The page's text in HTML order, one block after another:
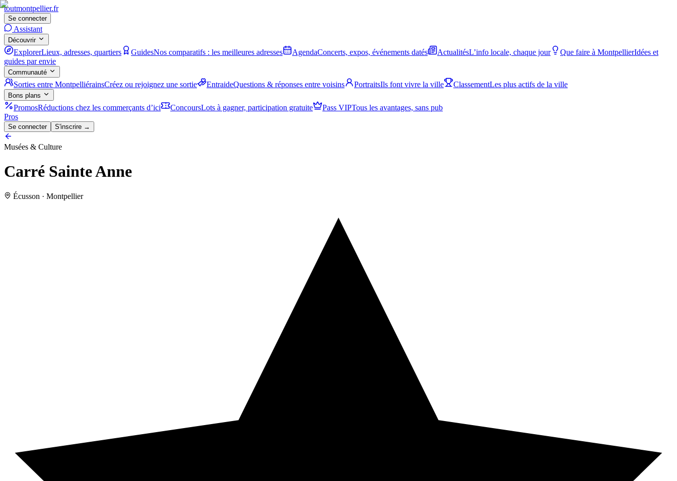
toutmontpellier.fr
Se connecter
Assistant
Découvrir
ExplorerLieux, adresses, quartiers GuidesNos comparatifs : les meilleures adresses AgendaConcerts, expos, événements datés ActualitésL’info locale, chaque jour Que faire à MontpellierIdées et
guides par envie
Communauté
Sorties entre MontpelliérainsCréez ou rejoignez une sortie EntraideQuestions & réponses entre voisins PortraitsIls font vivre la ville ClassementLes plus actifs de la ville
Bons plans
PromosRéductions chez les commerçants d’ici ConcoursLots à gagner, participation gratuite Pass VIPTous les avantages, sans pub
Pros
Se connecter S'inscrire →
Musées & Culture
Carré Sainte Anne
Écusson · Montpellier